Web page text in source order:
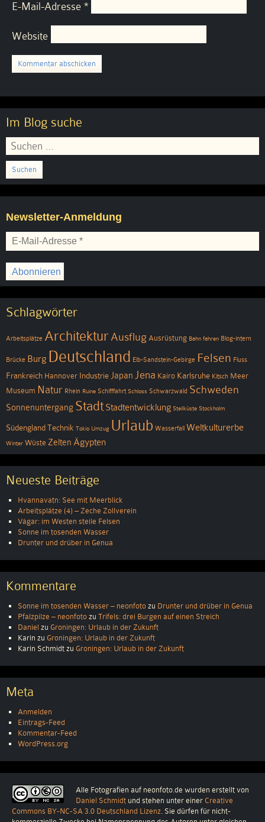
E-Mail-Adresse *
Website
Im Blog suche
Suchen
nach:
Newsletter-Anmeldung
Schlagwörter
Arbeitsplätze ArchitekturAusflug Ausrüstung Bahn fahren Blog-intern
Brücke Burg Deutschland Elb-Sandstein-Gebirge Felsen Fluss
Frankreich Hannover Industrie Japan Jena Kairo Karlsruhe Kitsch Meer
Museum Natur Rhein Ruine Schifffahrt Schloss Schwarzwald Schweden
Sonnenuntergang Stadt Stadtentwicklung Steilküste Stockholm
Südengland Technik Tokio Umzug Urlaub Wasserfall Weltkulturerbe
Winter Wüste Zelten Ägypten
Neueste Beiträge
Hvannavatn: See mit Meerblick
Arbeitsplätze (4) – Zeche Zollverein
Vágar: im Westen steile Felsen
Sonne im tosenden Wasser
Drunter und drüber in Genua
Kommentare
Sonne im tosenden Wasser – neonfoto zu Drunter und drüber in Genua
Pfalzpilze – neonfoto zu Trifels: drei Burgen auf einen Streich
Daniel zu Groningen: Urlaub in der Zukunft
Karin zu Groningen: Urlaub in der Zukunft
Karin Schmidt zu Groningen: Urlaub in der Zukunft
Meta
Anmelden
Eintrags-Feed
Kommentar-Feed
WordPress.org
Alle Fotografien auf neonfoto.de wurden erstellt von
Daniel Schmidt und stehen unter einer Creative
Commons BY-NC-SA 3.0 Deutschland Lizenz. Sie dürfen für nicht-